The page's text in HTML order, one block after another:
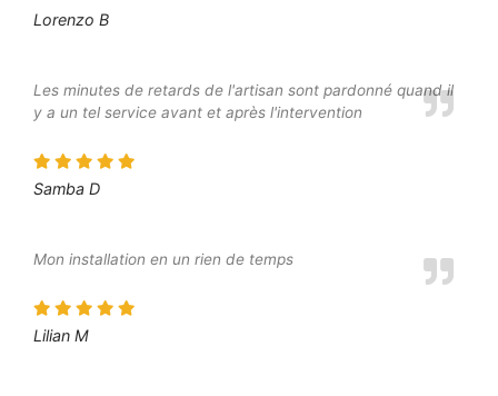
Lorenzo B
Les minutes de retards de l'artisan sont pardonné quand il
y a un tel service avant et après l'intervention
Samba D
Mon installation en un rien de temps
Lilian M